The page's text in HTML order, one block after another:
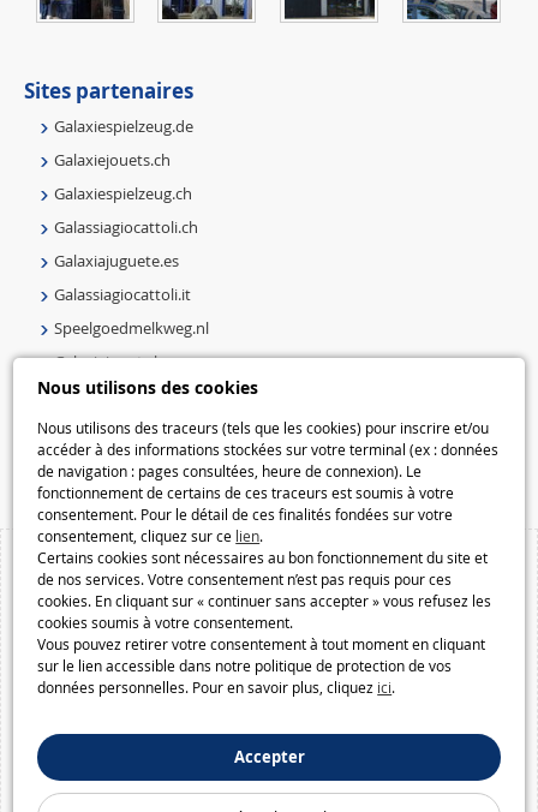
Nous utilisons des cookies
Nous utilisons des traceurs (tels que les cookies) pour inscrire et/ou
accéder à des informations stockées sur votre terminal (ex : données
de navigation : pages consultées, heure de connexion). Le
fonctionnement de certains de ces traceurs est soumis à votre
consentement. Pour le détail de ces finalités fondées sur votre
consentement, cliquez sur ce lien.
Certains cookies sont nécessaires au bon fonctionnement du site et
de nos services. Votre consentement n’est pas requis pour ces
cookies. En cliquant sur « continuer sans accepter » vous refusez les
cookies soumis à votre consentement.
Vous pouvez retirer votre consentement à tout moment en cliquant
sur le lien accessible dans notre politique de protection de vos
données personnelles. Pour en savoir plus, cliquez ici.
Accepter
Sites partenaires
Galaxiespielzeug.de
Galaxiejouets.ch
Galaxiespielzeug.ch
Galassiagiocattoli.ch
Galaxiajuguete.es
Galassiagiocattoli.it
Speelgoedmelkweg.nl
Galaxiejouets.be
Galaxiespielzeug.be
Speelgoedmelkweg.be
Macway.com